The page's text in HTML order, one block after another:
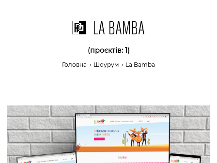
LA BAMBA
(проєктів: 1)
Головна › Шоурум › La Bamba